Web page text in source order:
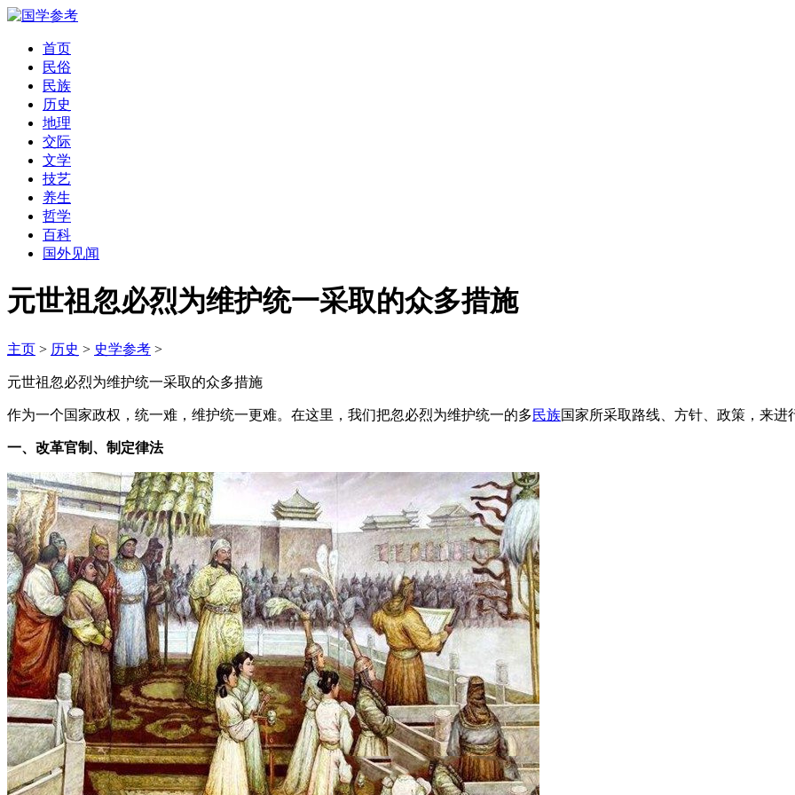
首页
民俗
民族
历史
地理
交际
文学
技艺
养生
哲学
百科
国外见闻
元世祖忽必烈为维护统一采取的众多措施
主页 > 历史 > 史学参考 >
元世祖忽必烈为维护统一采取的众多措施
作为一个国家政权，统一难，维护统一更难。在这里，我们把忽必烈为维护统一的多民族国家所采取路线、方针、政策，来进
一、改革官制、制定律法